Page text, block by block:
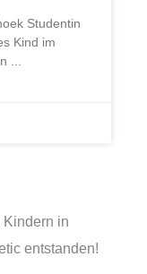
Studentin
Kind im
Kindern in
entstanden!